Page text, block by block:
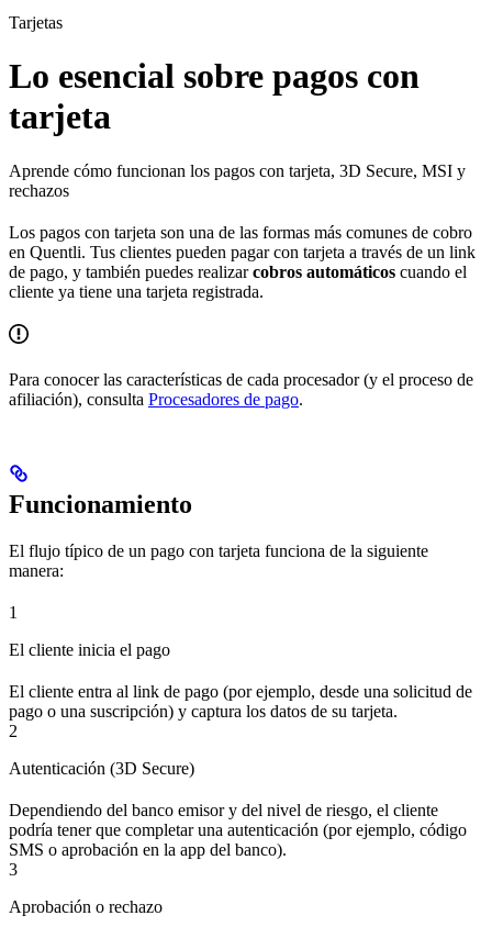
Tarjetas
Lo esencial sobre pagos con
tarjeta
Aprende cómo funcionan los pagos con tarjeta, 3D Secure, MSI y
rechazos
Los pagos con tarjeta son una de las formas más comunes de cobro
en Quentli. Tus clientes pueden pagar con tarjeta a través de un link
de pago, y también puedes realizarcobros automáticos cuando el
cliente ya tiene una tarjeta registrada.
Para conocer las características de cada procesador (y el proceso de
afiliación), consulta Procesadores de pago.
Funcionamiento
El flujo típico de un pago con tarjeta funciona de la siguiente
manera:
1
El cliente inicia el pago
El cliente entra al link de pago (por ejemplo, desde una solicitud de
pago o una suscripción) y captura los datos de su tarjeta.
2
Autenticación (3D Secure)
Dependiendo del banco emisor y del nivel de riesgo, el cliente
podría tener que completar una autenticación (por ejemplo, código
SMS o aprobación en la app del banco).
3
Aprobación o rechazo